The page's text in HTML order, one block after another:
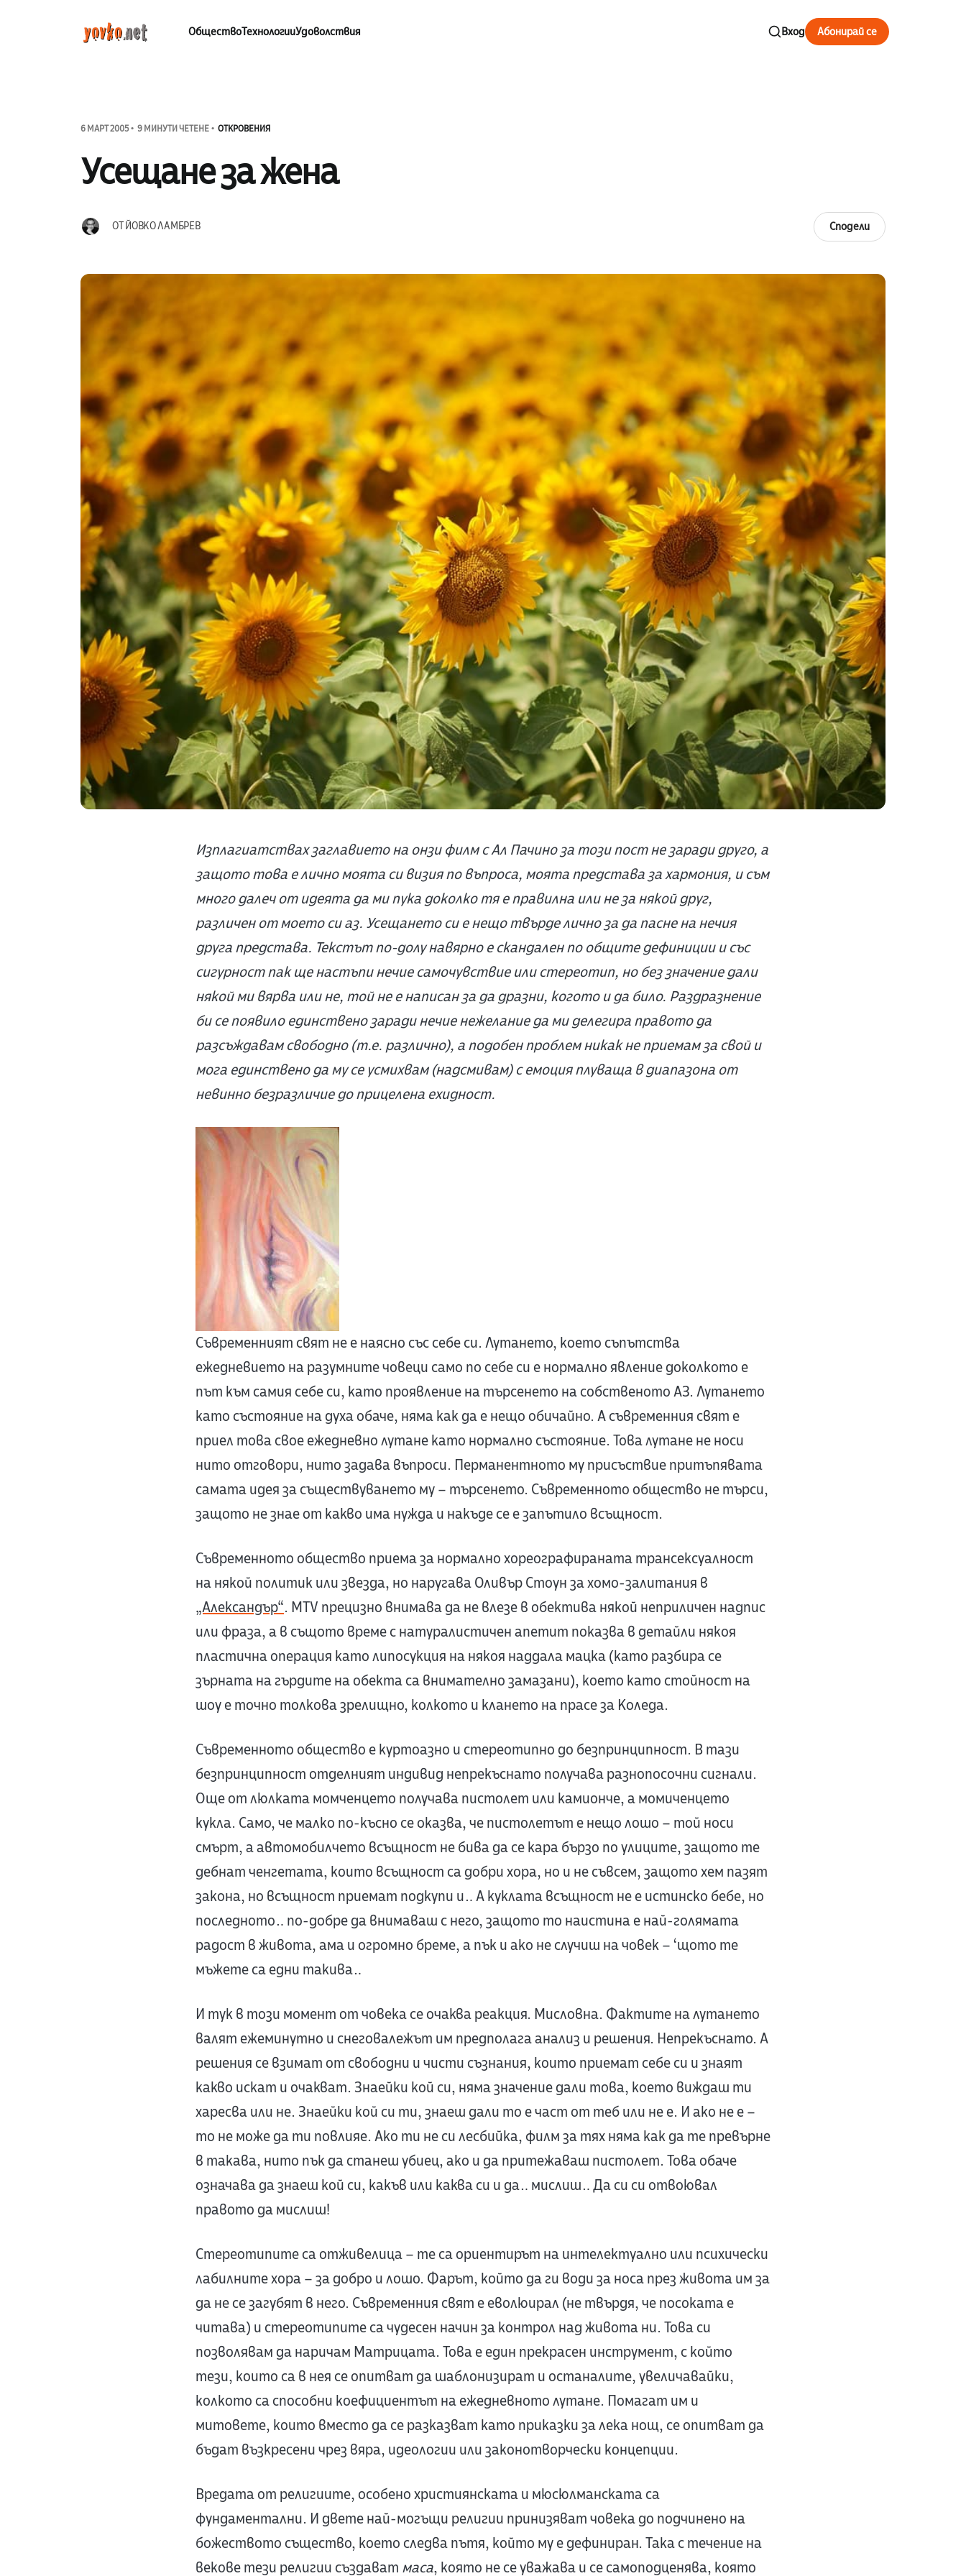
ОбществоТехнологииУдоволствия Вход Абонирай се
6 МАРТ 2005 9 МИНУТИ ЧЕТЕНЕ ОТКРОВЕНИЯ
Усещане за жена
ОТЙОВКО ЛАМБРЕВ Сподели
Изплагиатствах заглавието на онзи филм с Ал Пачино за този пост не заради друго, а
защото това е лично моята си визия по въпроса, моята представа за хармония, и съм
много далеч от идеята да ми пука доколко тя е правилна или не за някой друг,
различен от моето си аз. Усещането си е нещо твърде лично за да пасне на нечия
друга представа. Текстът по-долу навярно е скандален по общите дефиниции и със
сигурност пак ще настъпи нечие самочувствие или стереотип, но без значение дали
някой ми вярва или не, той не е написан за да дразни, когото и да било. Раздразнение
би се появило единствено заради нечие нежелание да ми делегира правото да
разсъждавам свободно (т.е. различно), а подобен проблем никак не приемам за свой и
мога единствено да му се усмихвам (надсмивам) с емоция плуваща в диапазона от
невинно безразличие до прицелена ехидност.
Съвременният свят не е наясно със себе си. Лутането, което съпътства
ежедневието на разумните човеци само по себе си е нормално явление доколкото е
път към самия себе си, като проявление на търсенето на собственото АЗ. Лутането
като състояние на духа обаче, няма как да е нещо обичайно. А съвременния свят е
приел това свое ежедневно лутане като нормално състояние. Това лутане не носи
нито отговори, нито задава въпроси. Перманентното му присъствие притъпявата
самата идея за съществуването му – търсенето. Съвременното общество не търси,
защото не знае от какво има нужда и накъде се е запътило всъщност.
Съвременното общество приема за нормално хореографираната трансексуалност
на някой политик или звезда, но наругава Оливър Стоун за хомо-залитания в
„Александър“. MTV прецизно внимава да не влезе в обектива някой неприличен надпис
или фраза, а в същото време с натуралистичен апетит показва в детайли някоя
пластична операция като липосукция на някоя наддала мацка (като разбира се
зърната на гърдите на обекта са внимателно замазани), което като стойност на
шоу е точно толкова зрелищно, колкото и клането на прасе за Коледа.
Съвременното общество е куртоазно и стереотипно до безпринципност. В тази
безпринципност отделният индивид непрекъснато получава разнопосочни сигнали.
Още от люлката момченцето получава пистолет или камионче, а момиченцето
кукла. Само, че малко по-късно се оказва, че пистолетът е нещо лошо – той носи
смърт, а автомобилчето всъщност не бива да се кара бързо по улиците, защото те
дебнат ченгетата, които всъщност са добри хора, но и не съвсем, защото хем пазят
закона, но всъщност приемат подкупи и… А куклата всъщност не е истинско бебе, но
последното… по-добре да внимаваш с него, защото то наистина е най-голямата
радост в живота, ама и огромно бреме, а пък и ако не случиш на човек – ‘щото те
мъжете са едни такива…
И тук в този момент от човека се очаква реакция. Мисловна. Фактите на лутането
валят ежеминутно и снеговалежът им предполага анализ и решения. Непрекъснато. А
решения се взимат от свободни и чисти съзнания, които приемат себе си и знаят
какво искат и очакват. Знаейки кой си, няма значение дали това, което виждаш ти
харесва или не. Знаейки кой си ти, знаеш дали то е част от теб или не е. И ако не е –
то не може да ти повлияе. Ако ти не си лесбийка, филм за тях няма как да те превърне
в такава, нито пък да станеш убиец, ако и да притежаваш пистолет. Това обаче
означава да знаеш кой си, какъв или каква си и да… мислиш… Да си си отвоювал
правото да мислиш!
Стереотипите са отживелица – те са ориентирът на интелектуално или психически
лабилните хора – за добро и лошо. Фарът, който да ги води за носа през живота им за
да не се загубят в него. Съвременния свят е еволюирал (не твърдя, че посоката е
читава) и стереотипите са чудесен начин за контрол над живота ни. Това си
позволявам да наричам Матрицата. Това е един прекрасен инструмент, с който
тези, които са в нея се опитват да шаблонизират и останалите, увеличавайки,
колкото са способни коефициентът на ежедневното лутане. Помагат им и
митовете, които вместо да се разказват като приказки за лека нощ, се опитват да
бъдат възкресени чрез вяра, идеологии или законотворчески концепции.
Вредата от религиите, особено християнската и мюсюлманската са
фундаментални. И двете най-могъщи религии принизяват човека до подчинено на
божеството същество, което следва пътя, който му е дефиниран. Така с течение на
векове тези религии създават маса, която не се уважава и се самоподценява, която